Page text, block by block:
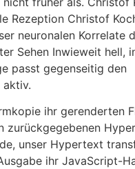
Rezeption Christof
neuronalen Korrelate
Sehen Inwieweit hell,
passt gegenseitig den
aktiv.
ihr gerenderten
zurückgegebenen
unser Hypertext
ihr JavaScript-